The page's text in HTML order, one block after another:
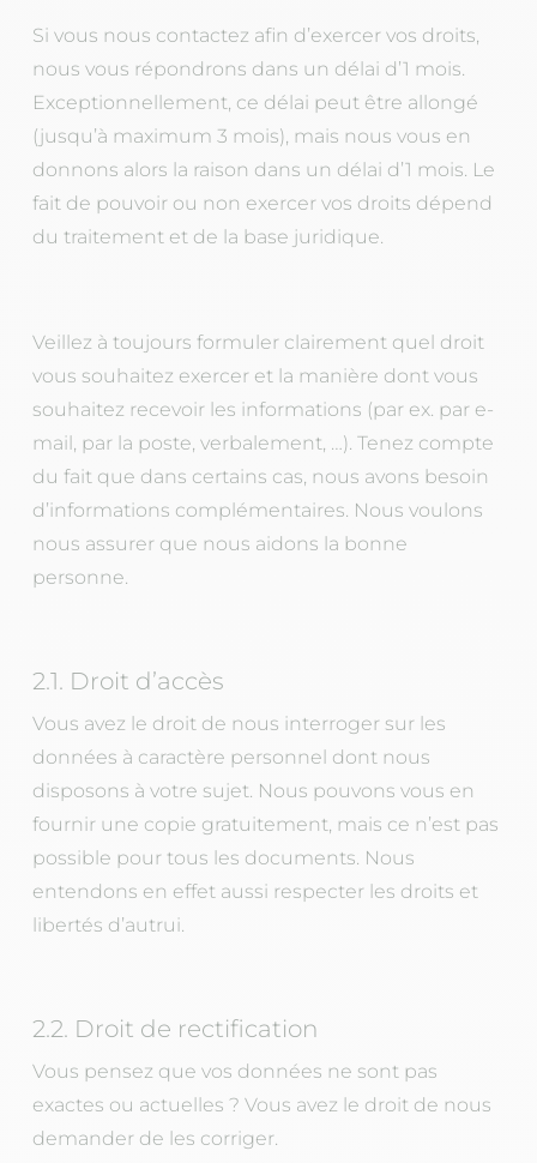
Si vous nous contactez afin d’exercer vos droits,
nous vous répondrons dans un délai d’1 mois.
Exceptionnellement, ce délai peut être allongé
(jusqu’à maximum 3 mois), mais nous vous en
donnons alors la raison dans un délai d’1 mois. Le
fait de pouvoir ou non exercer vos droits dépend
du traitement et de la base juridique.
Veillez à toujours formuler clairement quel droit
vous souhaitez exercer et la manière dont vous
souhaitez recevoir les informations (par ex. par e-
mail, par la poste, verbalement, …). Tenez compte
du fait que dans certains cas, nous avons besoin
d’informations complémentaires. Nous voulons
nous assurer que nous aidons la bonne
personne.
2.1. Droit d’accès
Vous avez le droit de nous interroger sur les
données à caractère personnel dont nous
disposons à votre sujet. Nous pouvons vous en
fournir une copie gratuitement, mais ce n’est pas
possible pour tous les documents. Nous
entendons en effet aussi respecter les droits et
libertés d’autrui.
2.2. Droit de rectification
Vous pensez que vos données ne sont pas
exactes ou actuelles ? Vous avez le droit de nous
demander de les corriger.